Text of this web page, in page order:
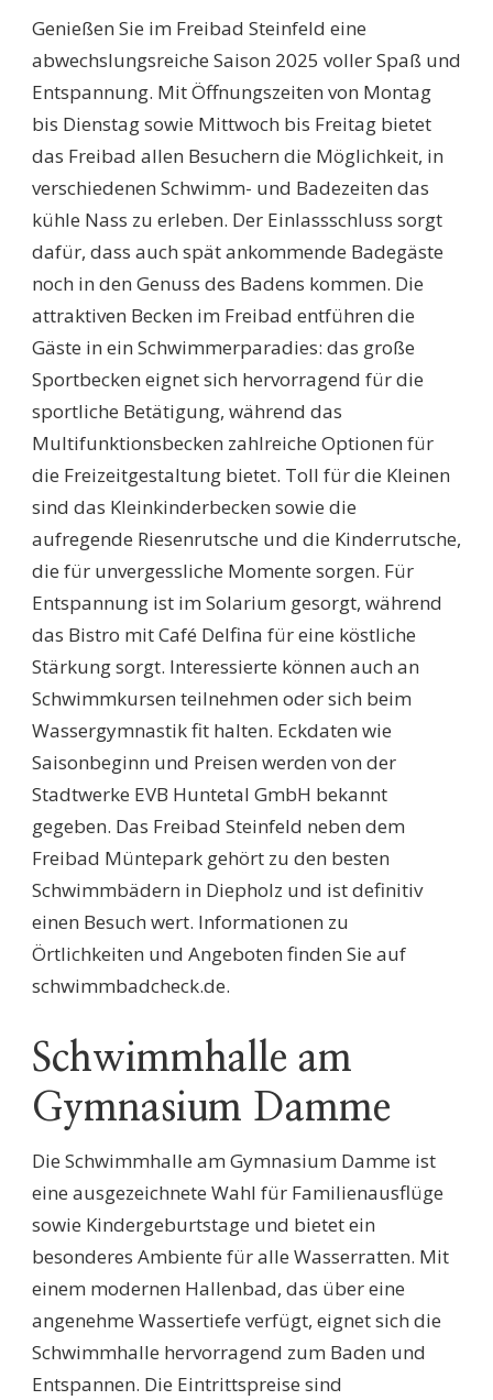
Genießen Sie im Freibad Steinfeld eine
abwechslungsreiche Saison 2025 voller Spaß und
Entspannung. Mit Öffnungszeiten von Montag
bis Dienstag sowie Mittwoch bis Freitag bietet
das Freibad allen Besuchern die Möglichkeit, in
verschiedenen Schwimm- und Badezeiten das
kühle Nass zu erleben. Der Einlassschluss sorgt
dafür, dass auch spät ankommende Badegäste
noch in den Genuss des Badens kommen. Die
attraktiven Becken im Freibad entführen die
Gäste in ein Schwimmerparadies: das große
Sportbecken eignet sich hervorragend für die
sportliche Betätigung, während das
Multifunktionsbecken zahlreiche Optionen für
die Freizeitgestaltung bietet. Toll für die Kleinen
sind das Kleinkinderbecken sowie die
aufregende Riesenrutsche und die Kinderrutsche,
die für unvergessliche Momente sorgen. Für
Entspannung ist im Solarium gesorgt, während
das Bistro mit Café Delfina für eine köstliche
Stärkung sorgt. Interessierte können auch an
Schwimmkursen teilnehmen oder sich beim
Wassergymnastik fit halten. Eckdaten wie
Saisonbeginn und Preisen werden von der
Stadtwerke EVB Huntetal GmbH bekannt
gegeben. Das Freibad Steinfeld neben dem
Freibad Müntepark gehört zu den besten
Schwimmbädern in Diepholz und ist definitiv
einen Besuch wert. Informationen zu
Örtlichkeiten und Angeboten finden Sie auf
schwimmbadcheck.de.
Schwimmhalle am
Gymnasium Damme
Die Schwimmhalle am Gymnasium Damme ist
eine ausgezeichnete Wahl für Familienausflüge
sowie Kindergeburtstage und bietet ein
besonderes Ambiente für alle Wasserratten. Mit
einem modernen Hallenbad, das über eine
angenehme Wassertiefe verfügt, eignet sich die
Schwimmhalle hervorragend zum Baden und
Entspannen. Die Eintrittspreise sind